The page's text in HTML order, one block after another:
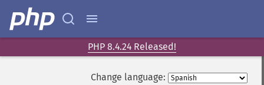
PHP 8.4.24 Released!
Change language: